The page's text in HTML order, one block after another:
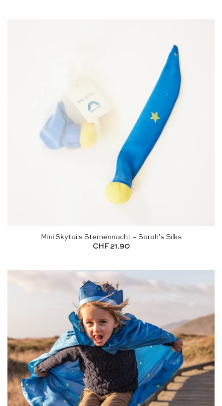
Mini Skytails Sternennacht – Sarah’s Silks
CHF 21.90